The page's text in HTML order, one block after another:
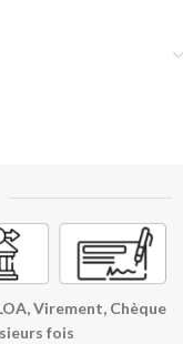
Virement, Chèque
fois